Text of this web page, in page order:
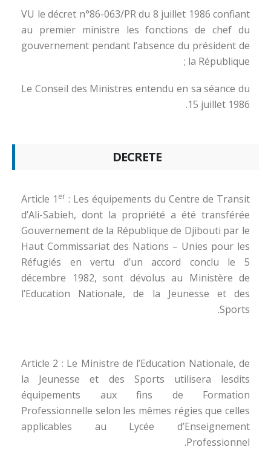
VU le décret n°86-063/PR du 8 juillet 1986 confiant
au premier ministre les fonctions de chef du
gouvernement pendant l’absence du président de
la République ;
Le Conseil des Ministres entendu en sa séance du
15 juillet 1986.
DECRETE
Article 1 er : Les équipements du Centre de Transit
d’Ali-Sabieh, dont la propriété a été transférée
Gouvernement de la République de Djibouti par le
Haut Commissariat des Nations – Unies pour les
Réfugiés en vertu d’un accord conclu le 5
décembre 1982, sont dévolus au Ministère de
l’Education Nationale, de la Jeunesse et des
Sports.
Article 2 : Le Ministre de l’Education Nationale, de
la Jeunesse et des Sports utilisera lesdits
équipements aux fins de Formation
Professionnelle selon les mêmes régies que celles
applicables au Lycée d’Enseignement
Professionnel.